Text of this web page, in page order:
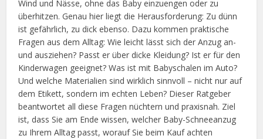
Wind und Nässe, ohne das Baby einzuengen oder zu
überhitzen. Genau hier liegt die Herausforderung: Zu dünn
ist gefährlich, zu dick ebenso. Dazu kommen praktische
Fragen aus dem Alltag: Wie leicht lässt sich der Anzug an-
und ausziehen? Passt er über dicke Kleidung? Ist er für den
Kinderwagen geeignet? Was ist mit Babyschalen im Auto?
Und welche Materialien sind wirklich sinnvoll – nicht nur auf
dem Etikett, sondern im echten Leben? Dieser Ratgeber
beantwortet all diese Fragen nüchtern und praxisnah. Ziel
ist, dass Sie am Ende wissen, welcher Baby-Schneeanzug
zu Ihrem Alltag passt, worauf Sie beim Kauf achten